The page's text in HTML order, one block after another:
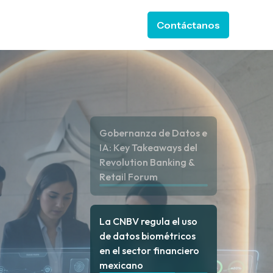
Soluciones
Contáctanos
Gobernanza de Datos e
IA: Key Takeaways del
Revolution Banking &
Retail Forum
La CNBV regula el uso
de datos biométricos
en el sector financiero
mexicano